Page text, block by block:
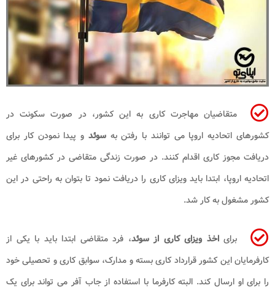
متقاضیان مهاجرت کاری به این کشور، در صورت سکونت در
کشورهای اتحادیه اروپا می ‌توانند با رفتن بهسوئد و پیدا نمودن کار برای
دریافت مجوز کاری اقدام کنند. در صورت زندگی متقاضی در کشورهای غیر
اتحادیه اروپا، ابتدا باید ویزای کاری را دریافت نمود تا بتوان به راحتی در این
کشور مشغول به کار شد.
برایاخذ ویزای کاری از سوئد، فرد متقاضی ابتدا باید با یکی از
کارفرمایان این کشور قرارداد کاری بسته و مدارک، سوابق کاری و تحصیلی خود
را برای او ارسال کند. البته کارفرما با استفاده از جاب‌ آفر می ‌تواند برای یک